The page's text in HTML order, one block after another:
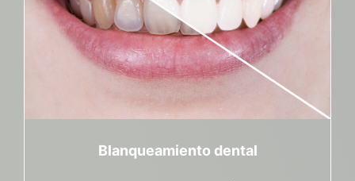
Blanqueamiento dental